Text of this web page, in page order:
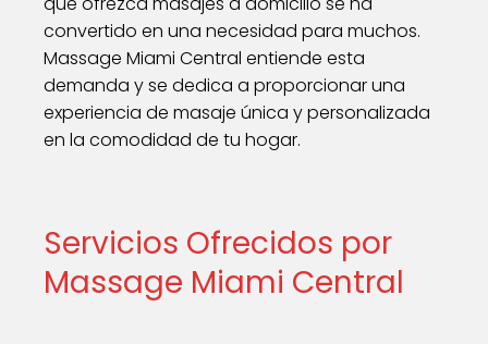
convertido en una necesidad para muchos.
Massage Miami Central entiende esta
demanda y se dedica a proporcionar una
experiencia de masaje única y personalizada
en la comodidad de tu hogar.
Servicios Ofrecidos por
Massage Miami Central